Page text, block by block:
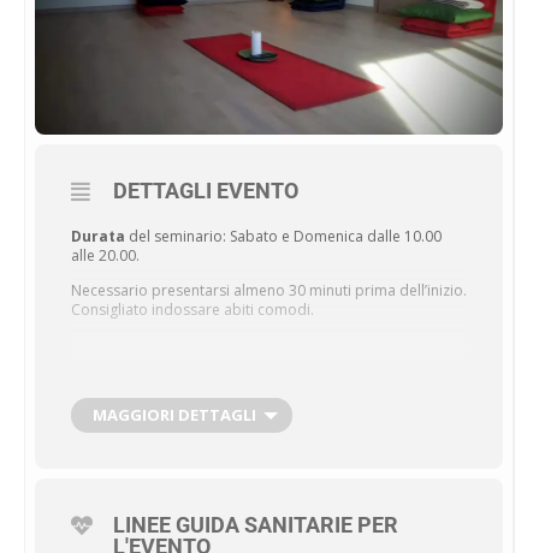
DETTAGLI EVENTO
Durata del seminario: Sabato e Domenica dalle 10.00
alle 20.00.
Necessario presentarsi almeno 30 minuti prima dell’inizio.
Consigliato indossare abiti comodi.
Introduzione a Reiki
Prima Cerimonia di Attivazione
MAGGIORI DETTAGLI
LINEE GUIDA SANITARIE PER
L'EVENTO